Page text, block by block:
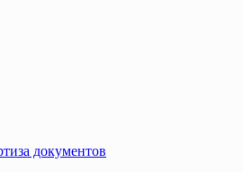
документов